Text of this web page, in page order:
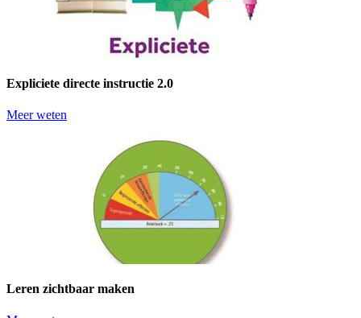
Expliciete directe instructie 2.0
Meer weten
Leren zichtbaar maken